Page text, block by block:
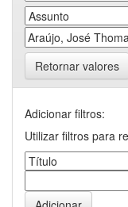
Retornar valores
Adicionar filtros:
Utilizar filtros para